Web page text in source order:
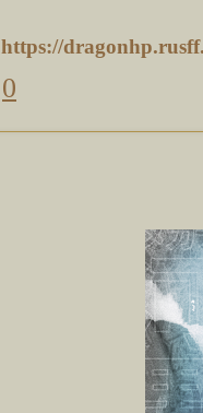
https://
0